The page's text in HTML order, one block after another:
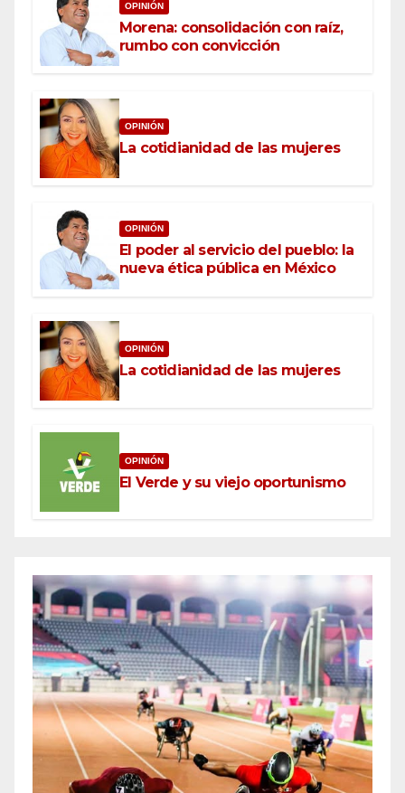
OPINIÓN
Morena: consolidación con raíz,
rumbo con convicción
OPINIÓN
La cotidianidad de las mujeres
OPINIÓN
El poder al servicio del pueblo: la
nueva ética pública en México
OPINIÓN
La cotidianidad de las mujeres
OPINIÓN
El Verde y su viejo oportunismo